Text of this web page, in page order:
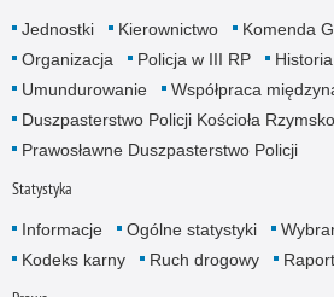
Jednostki Kierownictwo
Komenda
Organizacja
Policja w III RP Historia
Umundurowanie
Współpraca
Duszpasterstwo Policji Kościoła
Prawosławne Duszpasterstwo Policji
Statystyka
Informacje Ogólne statystyki
Kodeks karny
Ruch drogowy